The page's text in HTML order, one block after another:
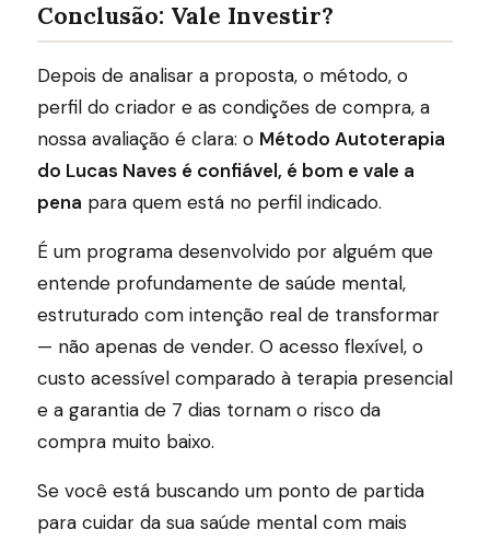
Conclusão: Vale Investir?
Depois de analisar a proposta, o método, o
perfil do criador e as condições de compra, a
nossa avaliação é clara: o Método Autoterapia
do Lucas Naves é confiável, é bom e vale a
pena para quem está no perfil indicado.
É um programa desenvolvido por alguém que
entende profundamente de saúde mental,
estruturado com intenção real de transformar
— não apenas de vender. O acesso flexível, o
custo acessível comparado à terapia presencial
e a garantia de 7 dias tornam o risco da
compra muito baixo.
Se você está buscando um ponto de partida
para cuidar da sua saúde mental com mais